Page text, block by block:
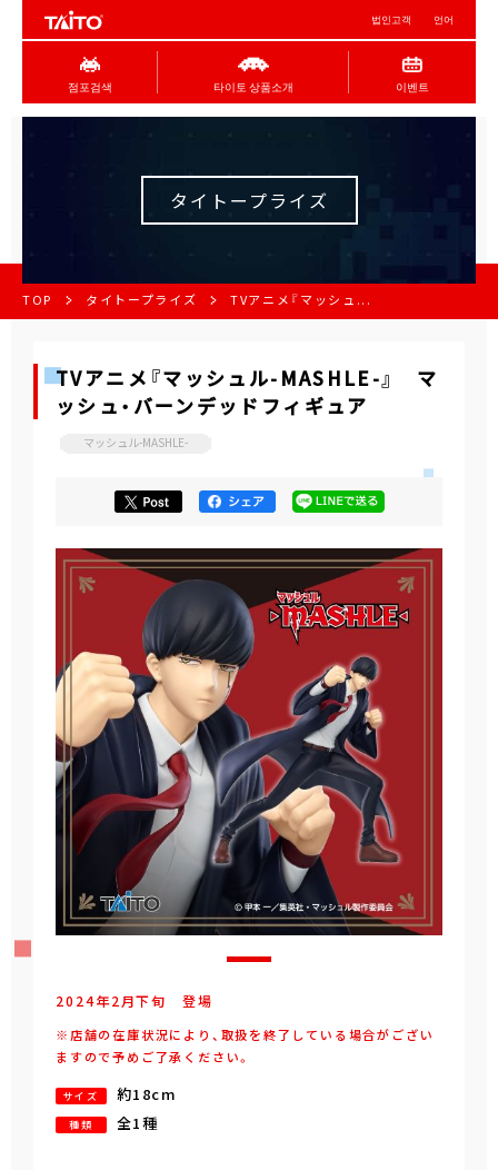
법인고객 언어
점포검색 타이토 상품소개 이벤트
タイトープライズ
TOP タイトープライズ TVアニメ『マッシュ...
TVアニメ『マッシュル-MASHLE-』 マ
ッシュ・バーンデッドフィギュア
マッシュル-MASHLE-
2024年2月下旬 登場
※店舗の在庫状況により、取扱を終了している場合がござい
ますので予めご了承ください。
サイズ 約18cm
種類 全1種